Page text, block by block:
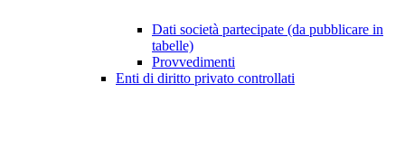
Dati società partecipate (da pubblicare in
tabelle)
Provvedimenti
Enti di diritto privato controllati